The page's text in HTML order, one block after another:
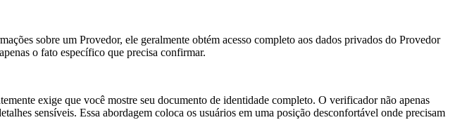
sobre um Provedor, ele geralmente obtém acesso completo aos dados privados do Provedor
o fato específico que precisa confirmar.
exige que você mostre seu documento de identidade completo. O verificador não apenas
sensíveis. Essa abordagem coloca os usuários em uma posição desconfortável onde precisam